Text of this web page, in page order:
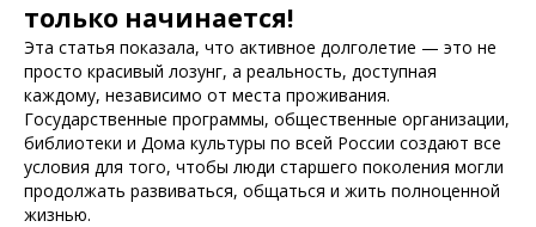
только начинается!
Эта статья показала, что активное долголетие — это не
просто красивый лозунг, а реальность, доступная
каждому, независимо от места проживания.
Государственные программы, общественные организации,
библиотеки и Дома культуры по всей России создают все
условия для того, чтобы люди старшего поколения могли
продолжать развиваться, общаться и жить полноценной
жизнью.